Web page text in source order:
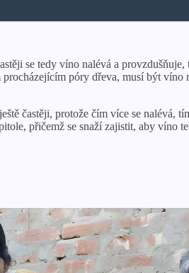
se tedy víno nalévá a provzdušňuje,
póry dřeva, musí být víno
častěji, protože čím více se nalévá,
přičemž se snaží zajistit, aby víno